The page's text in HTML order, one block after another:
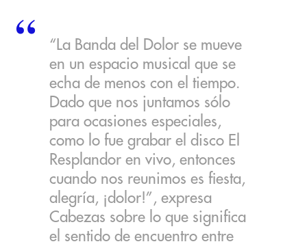
“La Banda del Dolor se mueve
en un espacio musical que se
echa de menos con el tiempo.
Dado que nos juntamos sólo
para ocasiones especiales,
como lo fue grabar el disco El
Resplandor en vivo, entonces
cuando nos reunimos es fiesta,
alegría, ¡dolor!”, expresa
Cabezas sobre lo que significa
el sentido de encuentro entre